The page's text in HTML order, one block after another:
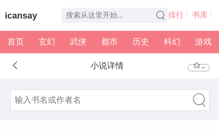
icansay 排行 书库
全本 书架
首页 玄幻 武侠 都市 历史 科幻 游戏
小说详情 首页